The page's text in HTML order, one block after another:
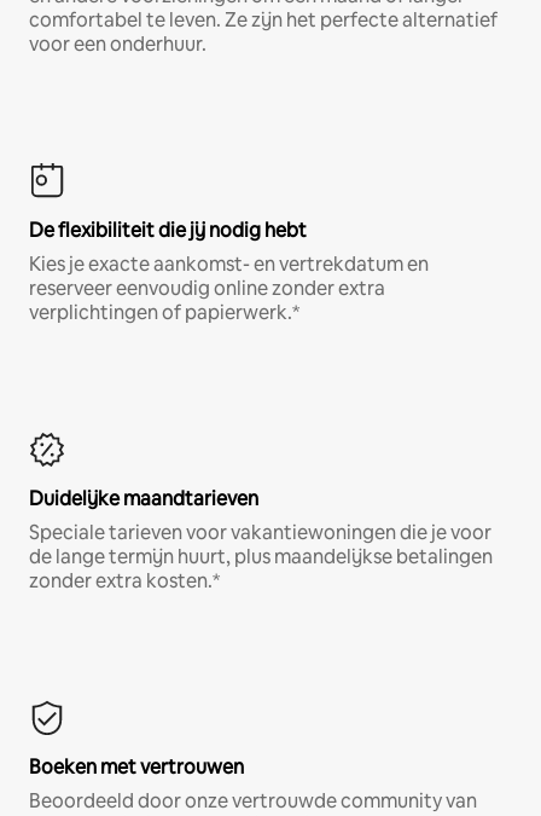
comfortabel te leven. Ze zijn het perfecte alternatief
voor een onderhuur.
De flexibiliteit die jij nodig hebt
Kies je exacte aankomst- en vertrekdatum en
reserveer eenvoudig online zonder extra
verplichtingen of papierwerk.*
Duidelijke maandtarieven
Speciale tarieven voor vakantiewoningen die je voor
de lange termijn huurt, plus maandelijkse betalingen
zonder extra kosten.*
Boeken met vertrouwen
Beoordeeld door onze vertrouwde community van